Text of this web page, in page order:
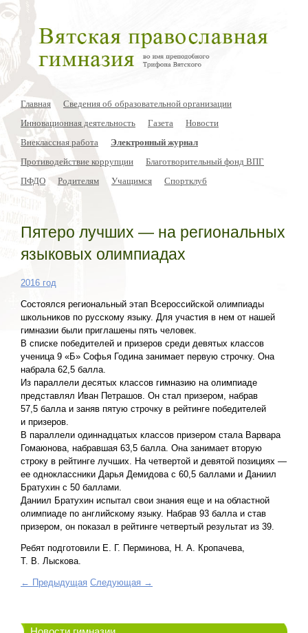
Главная
Сведения об образовательной организации
Инновационная деятельность
Газета
Новости
Внеклассная работа
Электронный журнал
Противодействие коррупции
Благотворительный фонд ВПГ
ПФДО
Родителям Учащимся Спортклуб
Пятеро лучших — на региональных
языковых олимпиадах
2016 год
Состоялся региональный этап Всероссийской олимпиады
школьников по русскому языку. Для участия в нем от нашей
гимназии были приглашены пять человек.
В списке победителей и призеров среди девятых классов
ученица 9 «Б» Софья Година занимает первую строчку. Она
набрала 62,5 балла.
Из параллели десятых классов гимназию на олимпиаде
представлял Иван Петрашов. Он стал призером, набрав
57,5 балла и заняв пятую строчку в рейтинге победителей
и призеров.
В параллели одиннадцатых классов призером стала Варвара
Гомаюнова, набравшая 63,5 балла. Она занимает вторую
строку в рейтинге лучших. На четвертой и девятой позициях —
ее одноклассники Дарья Демидова с 60,5 баллами и Даниил
Братухин с 50 баллами.
Даниил Братухин испытал свои знания еще и на областной
олимпиаде по английскому языку. Набрав 93 балла и став
призером, он показал в рейтинге четвертый результат из 39.
Ребят подготовили Е. Г. Перминова, Н. А. Кропачева,
Т. В. Лыскова.
← Предыдущая Следующая →